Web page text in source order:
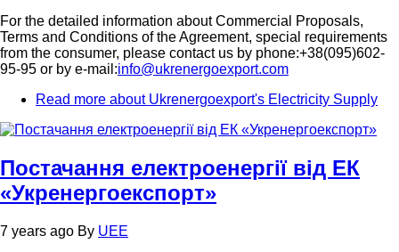
For the detailed information about Commercial Proposals,
Terms and Conditions of the Agreement, special requirements
from the consumer, please contact us by phone:+38(095)602-
95-95 or by e-mail:info@ukrenergoexport.com
Read more about Ukrenergoexport's Electricity Supply
Постачання електроенергії від ЕК
«Укренергоекспорт»
7 years ago By UEE